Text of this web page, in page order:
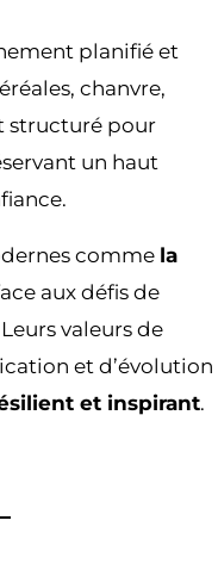
planifié et
chanvre,
structuré pour
un haut
comme la
aux défis de
valeurs de
et d’évolution
et inspirant.